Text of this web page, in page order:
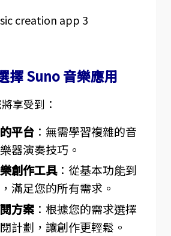
擇 Suno 音樂應用
享受到：
平台：無需學習複雜的音
器演奏技巧。
創作工具：從基本功能到
滿足您的所有需求。
方案：根據您的需求選擇
計劃，讓創作更輕鬆。